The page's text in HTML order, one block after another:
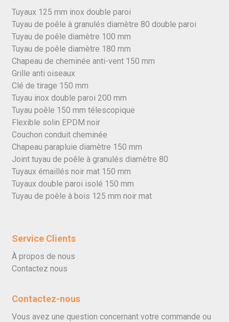
Tuyaux 125 mm inox double paroi
Tuyau de poêle à granulés diamètre 80 double paroi
Tuyau de poêle diamètre 100 mm
Tuyau de poêle diamètre 180 mm
Chapeau de cheminée anti-vent 150 mm
Grille anti oiseaux
Clé de tirage 150 mm
Tuyau inox double paroi 200 mm
Tuyau poêle 150 mm télescopique
Flexible solin EPDM noir
Couchon conduit cheminée
Chapeau parapluie diamètre 150 mm
Joint tuyau de poêle à granulés diamètre 80
Tuyaux émaillés noir mat 150 mm
Tuyaux double paroi isolé 150 mm
Tuyau de poêle à bois 125 mm noir mat
Service Clients
À propos de nous
Contactez nous
Contactez-nous
Vous avez une question concernant votre commande ou